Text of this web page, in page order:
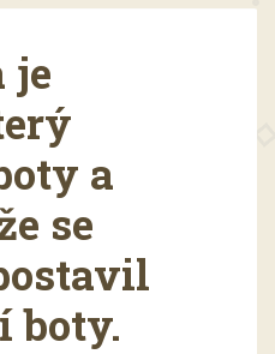
je
a
se
boty.